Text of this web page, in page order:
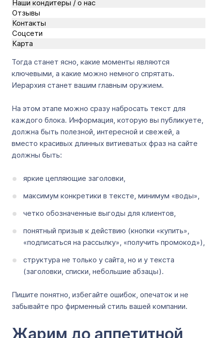
Наши кондитеры / о нас
Отзывы
Контакты
Соцсети
Карта
Тогда станет ясно, какие моменты являются
ключевыми, а какие можно немного спрятать.
Иерархия станет вашим главным оружием.
На этом этапе можно сразу набросать текст для
каждого блока. Информация, которую вы публикуете,
должна быть полезной, интересной и свежей, а
вместо красивых длинных витиеватых фраз на сайте
должны быть:
яркие цепляющие заголовки,
максимум конкретики в тексте, минимум «воды»,
четко обозначенные выгоды для клиентов,
понятный призыв к действию (кнопки «купить»,
«подписаться на рассылку», «получить промокод»),
структура не только у сайта, но и у текста
(заголовки, списки, небольшие абзацы).
Пишите понятно, избегайте ошибок, опечаток и не
забывайте про фирменный стиль вашей компании.
Жарим до аппетитной